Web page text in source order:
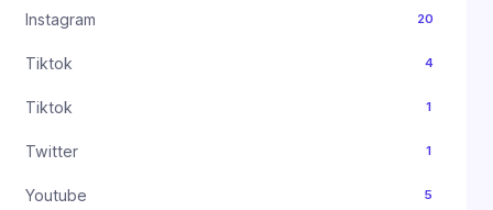
Instagram 20
Tiktok 4
Tiktok 1
Twitter 1
Youtube 5